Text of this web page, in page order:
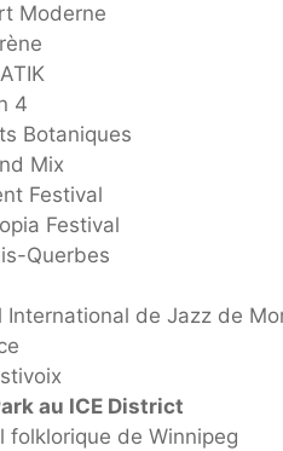
Moderne
4
Botaniques
Mix
Festival
Festival
Querbes
International de Jazz de
au ICE District
folklorique de Winnipeg